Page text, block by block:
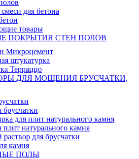
для бетона
товары
ПОКРЫТИЯ СТЕН ПОЛОВ
Микроцемент
штукатурка
Терраццо
ДЛЯ МОЩЕНИЯ БРУСЧАТКИ,
брусчатки
для плит натурального камня
плит натурального камня
для брусчатки
камня
ПОЛЫ